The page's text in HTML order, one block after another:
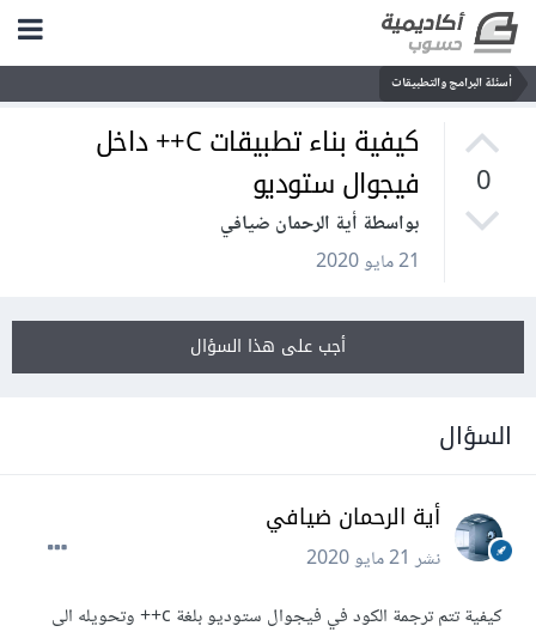
أسئلة البرامج والتطبيقات
0
كيفية بناء تطبيقات C++ داخل
فيجوال ستوديو
بواسطة أية الرحمان ضيافي
21 مايو 2020
أجب على هذا السؤال
السؤال
أية الرحمان ضيافي
نشر21 مايو 2020
كيفية تتم ترجمة الكود في فيجوال ستوديو بلغة c++ وتحويله الى